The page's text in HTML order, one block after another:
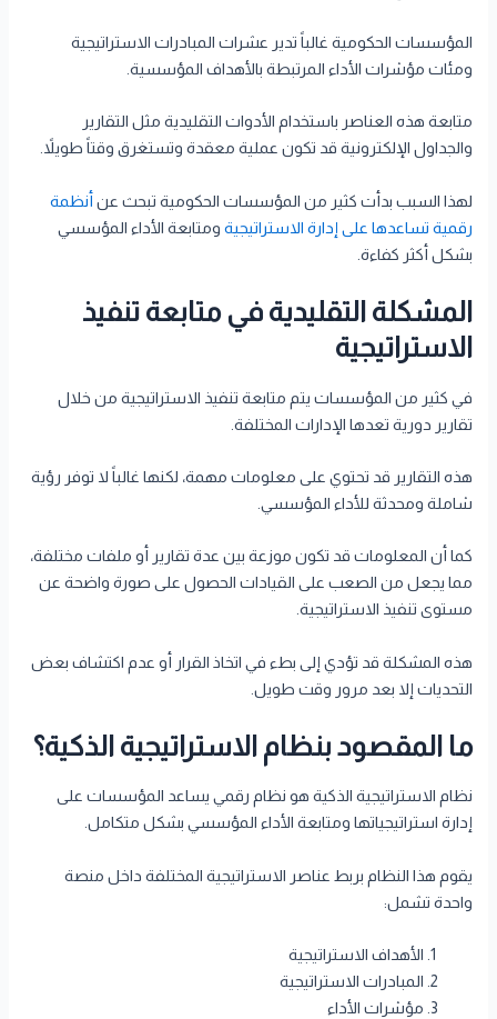
المؤسسات الحكومية غالباً تدير عشرات المبادرات الاستراتيجية
ومئات مؤشرات الأداء المرتبطة بالأهداف المؤسسية.
متابعة هذه العناصر باستخدام الأدوات التقليدية مثل التقارير
والجداول الإلكترونية قد تكون عملية معقدة وتستغرق وقتاً طويلاً.
لهذا السبب بدأت كثير من المؤسسات الحكومية تبحث عن أنظمة
رقمية تساعدها على إدارة الاستراتيجية ومتابعة الأداء المؤسسي
بشكل أكثر كفاءة.
المشكلة التقليدية في متابعة تنفيذ
الاستراتيجية
في كثير من المؤسسات يتم متابعة تنفيذ الاستراتيجية من خلال
تقارير دورية تعدها الإدارات المختلفة.
هذه التقارير قد تحتوي على معلومات مهمة، لكنها غالباً لا توفر رؤية
شاملة ومحدثة للأداء المؤسسي.
كما أن المعلومات قد تكون موزعة بين عدة تقارير أو ملفات مختلفة،
مما يجعل من الصعب على القيادات الحصول على صورة واضحة عن
مستوى تنفيذ الاستراتيجية.
هذه المشكلة قد تؤدي إلى بطء في اتخاذ القرار أو عدم اكتشاف بعض
التحديات إلا بعد مرور وقت طويل.
ما المقصود بنظام الاستراتيجية الذكية؟
نظام الاستراتيجية الذكية هو نظام رقمي يساعد المؤسسات على
إدارة استراتيجياتها ومتابعة الأداء المؤسسي بشكل متكامل.
يقوم هذا النظام بربط عناصر الاستراتيجية المختلفة داخل منصة
واحدة تشمل:
الأهداف الاستراتيجية
المبادرات الاستراتيجية
مؤشرات الأداء